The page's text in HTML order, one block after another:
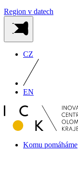
Region v datech
CZ
EN
Komu pomáháme